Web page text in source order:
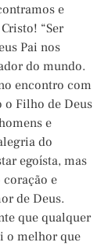
e
“Ser
Pai nos
do mundo.
encontro com
o Filho de Deus
e
do
egoísta, mas
coração e
de Deus.
que qualquer
o melhor que